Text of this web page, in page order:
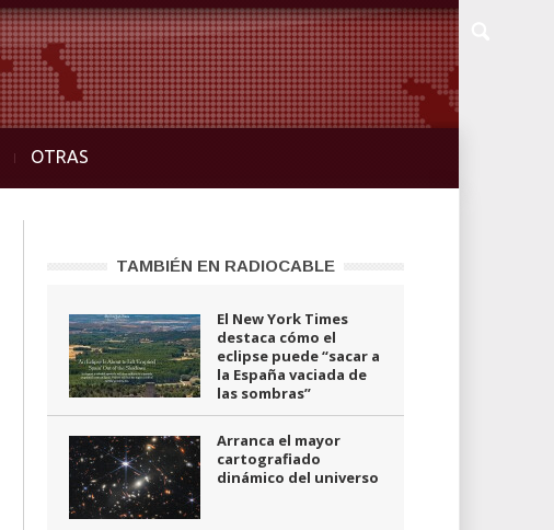
OTRAS
TAMBIÉN EN RADIOCABLE
El New York Times
destaca cómo el
eclipse puede “sacar a
la España vaciada de
las sombras”
Arranca el mayor
cartografiado
dinámico del universo